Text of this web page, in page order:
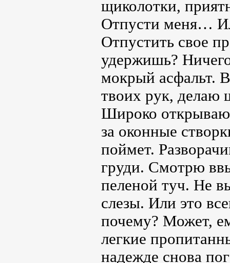
щиколотки,
Отпусти меня…
Отпустить свое
удержишь?
мокрый асфальт.
твоих рук,
Широко открываю
за оконные
поймет.
груди. Смотрю
пеленой туч. Не
слезы. Или это
почему? Может,
легкие
надежде снова